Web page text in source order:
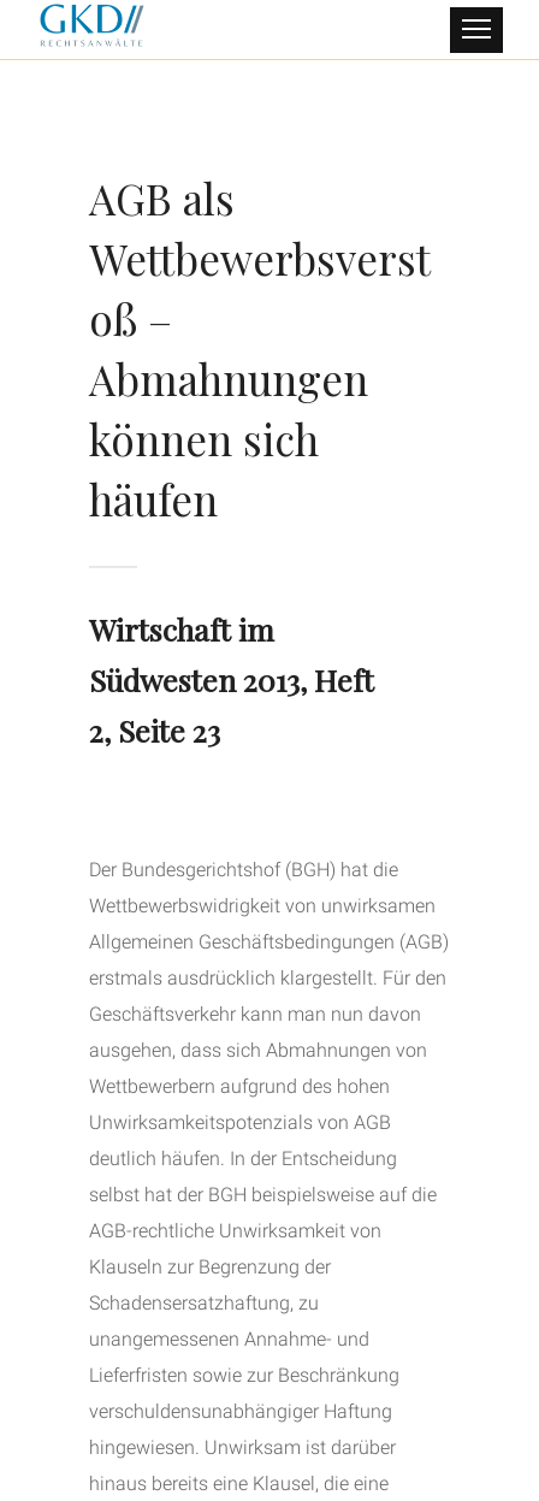
AGB als
Wettbewerbsverst
oß –
Abmahnungen
können sich
häufen
Wirtschaft im
Südwesten 2013, Heft
2, Seite 23
Der Bundesgerichtshof (BGH) hat die
Wettbewerbswidrigkeit von unwirksamen
Allgemeinen Geschäftsbedingungen (AGB)
erstmals ausdrücklich klargestellt. Für den
Geschäftsverkehr kann man nun davon
ausgehen, dass sich Abmahnungen von
Wettbewerbern aufgrund des hohen
Unwirksamkeitspotenzials von AGB
deutlich häufen. In der Entscheidung
selbst hat der BGH beispielsweise auf die
AGB-rechtliche Unwirksamkeit von
Klauseln zur Begrenzung der
Schadensersatzhaftung, zu
unangemessenen Annahme- und
Lieferfristen sowie zur Beschränkung
verschuldensunabhängiger Haftung
hingewiesen. Unwirksam ist darüber
hinaus bereits eine Klausel, die eine